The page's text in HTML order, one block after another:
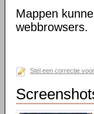
Mappen
webbrowsers.
Stel een correctie voor